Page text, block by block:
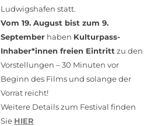
Ludwigshafen statt.
Vom 19. August bist zum 9.
September haben Kulturpass-
Inhaber*innen freien Eintritt zu den
Vorstellungen – 30 Minuten vor
Beginn des Films und solange der
Vorrat reicht!
Weitere Details zum Festival finden
Sie HIER